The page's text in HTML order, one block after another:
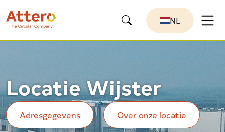
NL
Locatie Wijster
Adresgegevens Over onze locatie